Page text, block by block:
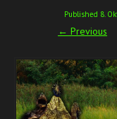
Published 8.
← Previous